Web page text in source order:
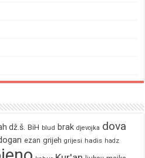
dž.š. BiH blud brak djevojka dova
ezan grijeh grijesi hadis hadz